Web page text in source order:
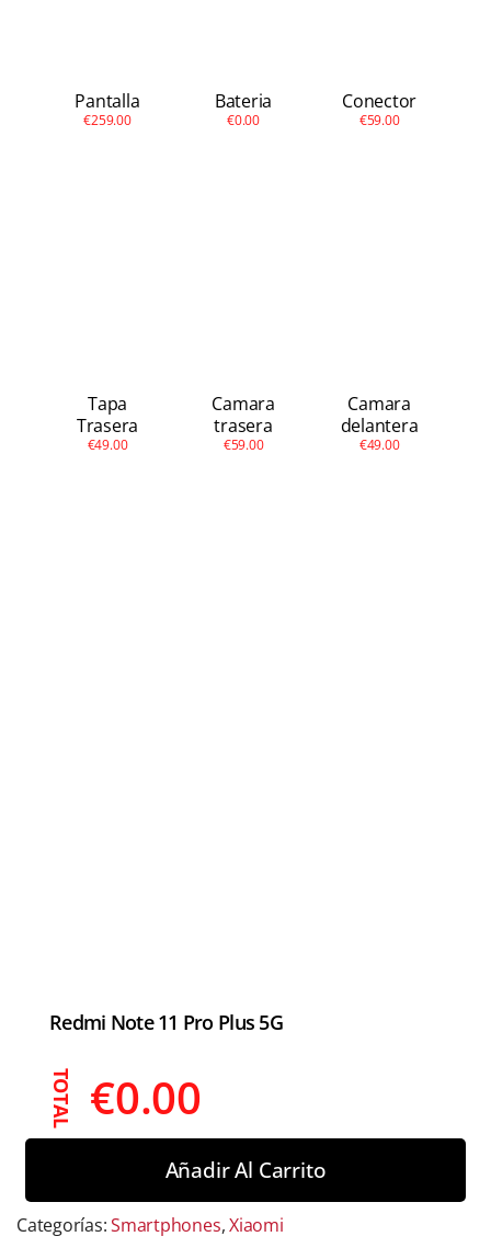
Pantalla
€259.00
Bateria
€0.00
Conector
€59.00
Tapa
Trasera
€49.00
Camara
trasera
€59.00
Camara
delantera
€49.00
Redmi Note 11 Pro Plus 5G
TOTAL €0.00
Añadir Al Carrito
Categorías:Smartphones,Xiaomi